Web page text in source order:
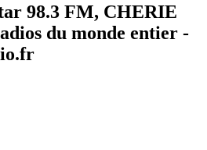
98.3 FM, CHERIE
du monde entier -